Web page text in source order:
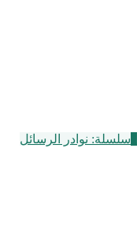
سلسلة: نوادر الرسائل